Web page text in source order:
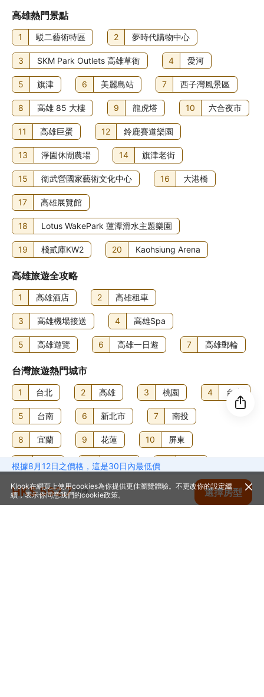
根據8月12日之價格，這是30日內最低價
HK$ 562.7 每晚 選擇房型
查看空房
高雄熱門景點
1 駁二藝術特區 2 夢時代購物中心
3 SKM Park Outlets 高雄草衙 4 愛河
5 旗津 6 美麗島站 7 西子灣風景區
8 高雄 85 大樓 9 龍虎塔 10 六合夜市
11 高雄巨蛋 12 鈴鹿賽道樂園
13 淨園休閒農場 14 旗津老街
15 衛武營國家藝術文化中心 16 大港橋
17 高雄展覽館
18 Lotus WakePark 蓮潭滑水主題樂園
19 棧貳庫KW2 20 Kaohsiung Arena
高雄旅遊全攻略
1 高雄酒店 2 高雄租車
3 高雄機場接送 4 高雄Spa
5 高雄遊覽 6 高雄一日遊 7 高雄郵輪
台灣旅遊熱門城市
1 台北 2 高雄 3 桃園 4 台中
5 台南 6 新北市 7 南投
8 宜蘭 9 花蓮 10 屏東
11 新竹 12 嘉義市
14 台東 15 澎湖 16 新竹
Klook在網頁上使用cookies為你提供更佳瀏覽體驗。不更改你的設定繼
續，表示你同意我們的cookie政策。